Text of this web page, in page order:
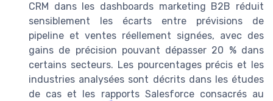
CRM dans les dashboards marketing B2B réduit
sensiblement les écarts entre prévisions de
pipeline et ventes réellement signées, avec des
gains de précision pouvant dépasser 20 % dans
certains secteurs. Les pourcentages précis et les
industries analysées sont décrits dans les études
de cas et les rapports Salesforce consacrés au